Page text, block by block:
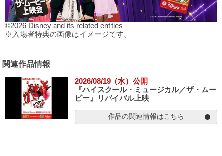
©2026 Disney and its related entities
※入場者特典の画像はイメージです。
関連作品情報
2026/08/19（水）公開
『ハイスクール・ミュージカル／ザ・ムー
ビー』リバイバル上映
作品の関連情報はこちら